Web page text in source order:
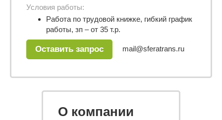
Условия работы:
Работа по трудовой книжке, гибкий график
работы, зп – от 35 т.р.
Оставить запрос mail@sferatrans.ru
О компании